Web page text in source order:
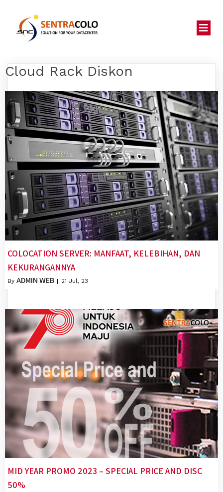
Cloud Rack Diskon
COLOCATION SERVER: MANFAAT, KELEBIHAN, DAN
KEKURANGANNYA
By ADMIN WEB | 21 Jul, 23
MID YEAR PROMO 2023 – SPECIAL PRICE AND DISC
50%